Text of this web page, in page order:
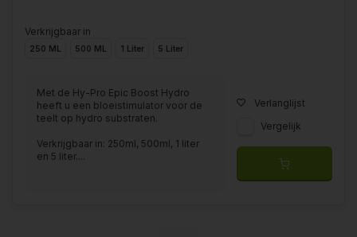
Verkrijgbaar in
250 ML 500 ML 1 Liter 5 Liter
Met de Hy-Pro Epic Boost Hydro
heeft u een bloeistimulator voor de
teelt op hydro substraten.
Verkrijgbaar in: 250ml, 500ml, 1 liter
en 5 liter....
Verlanglijst
Vergelijk